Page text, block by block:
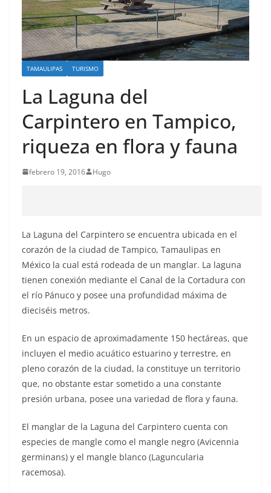
TAMAULIPAS TURISMO
La Laguna del
Carpintero en Tampico,
riqueza en flora y fauna
febrero 19, 2016 Hugo
La Laguna del Carpintero se encuentra ubicada en el
corazón de la ciudad de Tampico, Tamaulipas en
México la cual está rodeada de un manglar. La laguna
tienen conexión mediante el Canal de la Cortadura con
el río Pánuco y posee una profundidad máxima de
dieciséis metros.
En un espacio de aproximadamente 150 hectáreas, que
incluyen el medio acuático estuarino y terrestre, en
pleno corazón de la ciudad, la constituye un territorio
que, no obstante estar sometido a una constante
presión urbana, posee una variedad de flora y fauna.
El manglar de la Laguna del Carpintero cuenta con
especies de mangle como el mangle negro (Avicennia
germinans) y el mangle blanco (Laguncularia
racemosa).